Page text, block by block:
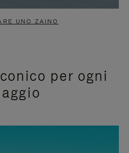
UNO ZAINO
per ogni